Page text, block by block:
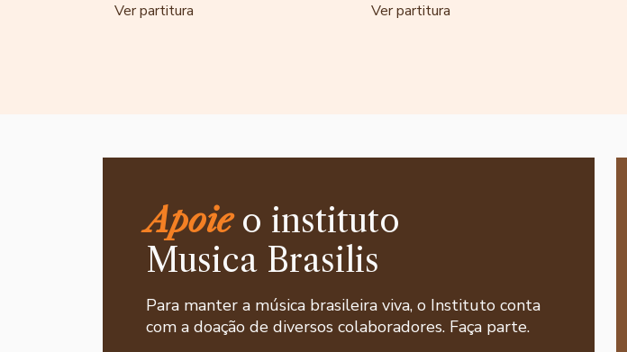
Ver partitura Ver partitura
Apoieo instituto
Musica Brasilis
Para manter a música brasileira viva, o Instituto conta
com a doação de diversos colaboradores. Faça parte.